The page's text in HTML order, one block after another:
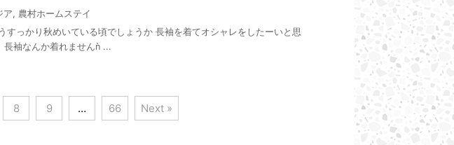
ア, 農村ホームステイ
っかり秋めいている頃でしょうか 長袖を着てオシャレをしたーいと思
長袖なんか着れませんǹ ...
8 9 … 66 Next »